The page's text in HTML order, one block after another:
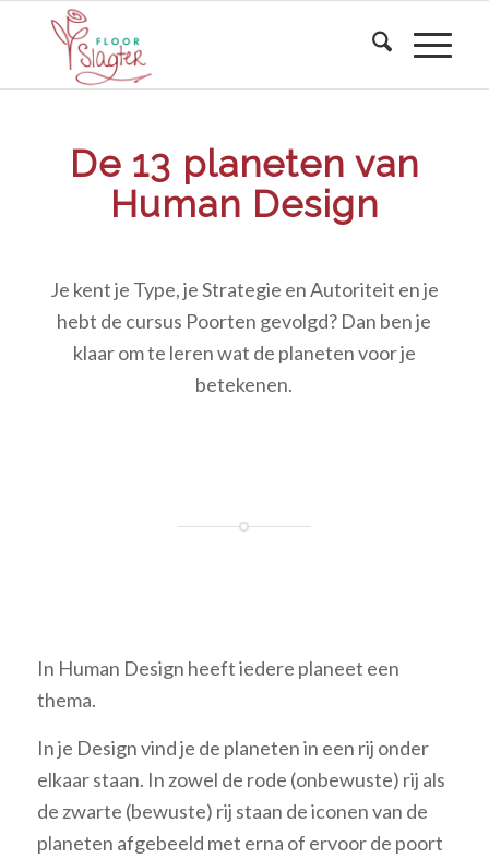
De 13 planeten van
Human Design
Je kent je Type, je Strategie en Autoriteit en je
hebt de cursus Poorten gevolgd? Dan ben je
klaar om te leren wat de planeten voor je
betekenen.
In Human Design heeft iedere planeet een
thema.
In je Design vind je de planeten in een rij onder
elkaar staan. In zowel de rode (onbewuste) rij als
de zwarte (bewuste) rij staan de iconen van de
planeten afgebeeld met erna of ervoor de poort